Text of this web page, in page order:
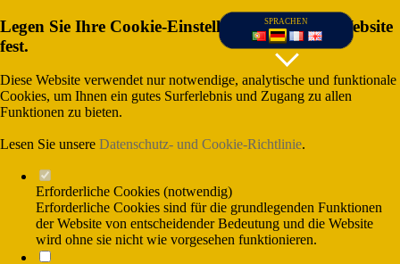
Legen Sie Ihre Cookie-Einstellungen für diese Website
fest.
Diese Website verwendet nur notwendige, analytische und funktionale
Cookies, um Ihnen ein gutes Surferlebnis und Zugang zu allen
Funktionen zu bieten.
Lesen Sie unsere Datenschutz- und Cookie-Richtlinie.
Erforderliche Cookies (notwendig)
Erforderliche Cookies sind für die grundlegenden Funktionen
der Website von entscheidender Bedeutung und die Website
wird ohne sie nicht wie vorgesehen funktionieren.
SPRACHEN